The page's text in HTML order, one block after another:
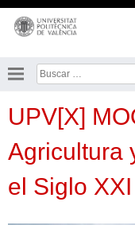
Saltar
contenido
Buscar:
UPV[X]
Agricultura
el Siglo XXI